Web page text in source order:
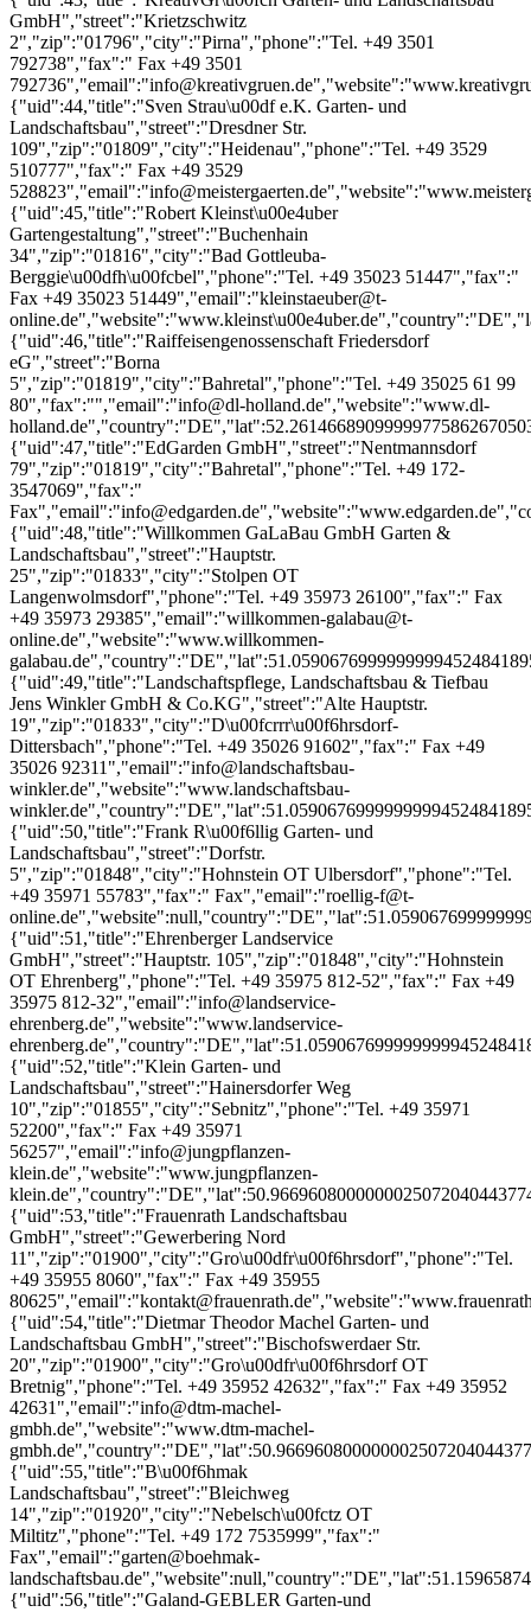
Fax +49 35955 80625","email":"kontakt@frauenrath.de","website":"www.frauenrath.de","country":"DE","lat":51.15965874999999840611053514294326305389404296875,"lon":14.0477495559999994156896718777716159820556640625},{"uid":54,"title":"Dietmar Theodor Machel Garten- und Landschaftsbau GmbH","street":"Bischofswerdaer Str. 20","zip":"01900","city":"Gro\u00dfr\u00f6hrsdorf OT Bretnig","phone":"Tel. +49 35952 42632","fax":" Fax +49 35952 42631","email":"info@dtm-machel-gmbh.de","website":"www.dtm-machel-gmbh.de","country":"DE","lat":50.96696080000000250720404437743127346038818359375,"lon":14.2671145870000000144273144542239606380462646484375},{"uid":55,"title":"B\u00f6hmak Landschaftsbau","street":"Bleichweg 14","zip":"01920","city":"Nebelsch\u00fctz OT Miltitz","phone":"Tel. +49 172 7535999","fax":" Fax","email":"garten@boehmak-landschaftsbau.de","website":null,"country":"DE","lat":51.15965874999999840611053514294326305389404296875,"lon":14.0477495559999994156896718777716159820556640625},{"uid":56,"title":"Galand-GEBLER Garten-und Landschaftsbau","street":"Elstraer Str. 4a","zip":"01920","city":"Haselbachtal \/ OT Gersdorf","phone":"Tel. +49 3578","fax":" Fax","email":"galand_gebler_nz@yahoo.de","website":"www.galand-gebler.de","country":"DE","lat":51.15965874999999840611053514294326305389404296875,"lon":14.0477495559999994156896718777716159820556640625},{"uid":57,"title":"Garten- und Landschaftsbau Gr\u00e4fenhain Uwe Zimmermann","street":"Keulenbergstr. 9","zip":"01936","city":"K\u00f6nigsbr\u00fcck OT Gr\u00e4fenhain","phone":"Tel. +49 3 5795468-78","fax":" Fax +49 3 5795468-85","email":"galabau.graefenhain@t-online.de","website":"www.galabau.graefenhain.de","country":"DE","lat":51.15965874999999840611053514294326305389404296875,"lon":14.0477495559999994156896718777716159820556640625},{"uid":58,"title":"Gartenwesen Schwarzheide GmbH Garten- und Landschaftsbau","street":"Handelsring 5","zip":"01987","city":"Schwarzheide","phone":"Tel. +49 35752 77297","fax":" Fax +49 35752 82552","email":"Gartenwesen-Schwarzheide@t-online.de","website":"www.gartenwesen-schwarzheide.de","country":"DE","lat":51.4697663500000004432877176441252231597900390625,"lon":13.8684354790000003987415766459889709949493408203125},{"uid":59,"title":"M\u00f6rbe & Co. GmbH Gr\u00fcnanlagenbau","street":"OT Neupurschwitz Nr. 19","zip":"02627","city":"Kubsch\u00fctz","phone":"Tel. +49 3591 230-71","fax":" Fax +49 3591 601641","email":"info@moerbe-gruenanlagen.de","website":"www.moerbe-gruenanlagen.de","country":"DE","lat":51.17704169999999663787093595601618289947509765625,"lon":14.63554069999999995843609212897717952728271484375},{"uid":60,"title":"Bohr Garten- und Landschaftsbau","street":"S\u00e4rka 11a","zip":"02627","city":"Wei\u00dfenberg","phone":"Tel. +49 35876 48510","fax":" Fax +49 35876 48520","email":"bohr@galabau-bohr.de","website":null,"country":"DE","lat":51.17704169999999663787093595601618289947509765625,"lon":14.63554069999999995843609212897717952728271484375},{"uid":61,"title":"Garten- und Landschaftsbau Wehle GmbH","street":"Schlungwitzer Str. 1b","zip":"02692","city":"Schwarznau\u00dflitz","phone":"Tel. +49 35938 50299","fax":" Fax +49 35938 50699","email":"andreas@wehle-landschaft.de","website":"www.wehle-landschaft.de","country":"DE","lat":51.14027667100000229538636631332337856292724609375,"lon":14.3888280460000004268295015208423137664794921875},{"uid":62,"title":"Zwahr Garten- und Landschaftsbau","street":"Ebend\u00f6rfeler Str. 15","zip":"02692","city":"Gro\u00dfpostwitz OT Binnewitz","phone":"Tel. +49 3591 210973","fax":" Fax +49 3591 210973","email":"zwahr-gala@gmx.de","website":null,"country":"DE","lat":51.14027667100000229538636631332337856292724609375,"lon":14.3888280460000004268295015208423137664794921875},{"uid":63,"title":"Schubert & Reimann Garten- und Landschaftsbau OHG","street":"Kantstr. 15","zip":"02727","city":"Ebersbach-Neugersdorf","phone":"Tel. +49 3586 7657561","fax":" Fax +49 3586 7657563","email":"info@gaertenzumwohlfuehlen.com","website":"www.gaertenzumwohlfuehlen.com","country":"DE","lat":50.97832812499999732835931354202330112457275390625,"lon":14.6147802930000008103661457425914704799652099609375},{"uid":64,"title":"Robert Kray Schwimmteich- und Gartenbau","street":"Warnsdorfer Str. 3","zip":"02782","city":"Seifhennersdorf","phone":"Tel. +49 3586 755388","fax":" Fax +49 3586 405822","email":"robert.kray@t-online.de","website":"www.galabau-kray.de","country":"DE","lat":50.9326123000000023921529646031558513641357421875,"lon":14.6188163000000006519485395983792841434478759765625},{"uid":65,"title":"Wessig Garten- und Landschaftsgestaltung","street":"Fritz-Heckert-Str. 50","zip":"02827","city":"G\u00f6rlitz","phone":"Tel. +49 3581 739140","fax":" Fax +49 3581 739141","email":"s.wessig@gartenwessig.de","website":null,"country":"DE","lat":51.1194246499999991328877513296902179718017578125,"lon":14.9736285609999999479668986168690025806427001953125},{"uid":66,"title":"Gartenbau Gustav Halke GbR","street":"Bautzener Str. 9","zip":"02906","city":"Niesky","phone":"Tel. +49 3588 2043-11","fax":" Fax +49 3588 2017-87","email":"info@halke.de","website":"www.halke.de","country":"DE","lat":51.29260430000000070549504016526043415069580078125,"lon":14.8197695249999998878820406389422714710235595703125},{"uid":67,"title":"Knobloch Garten- und Landschaftsbau","street":"Dorfweg 1","zip":"02923","city":"Horka","phone":"Tel. +49 35892 36346","fax":" Fax +49 35892 36347","email":"Knut-e.Knobloch@online.de","website":"www.knobloch-galabau.de","country":"DE","lat":51.2872507499999983338057063519954681396484375,"lon":14.8905587579999991731938280281610786914825439453125},{"uid":68,"title":"Veolia Umweltservice Ost GmbH & Co. KG Betrieb Hoyerswerda Bereich Landschaftsgestaltung","street":"Industriegel\u00e4nde Str. D Nr. 2a","zip":"02977","city":"Hoyerswerda","phone":"Tel. +49 3571 4230-46","fax":" Fax +49 3571 423012","email":"winfried.pogoda@veolia.com","website":"www.veolia-umweltservice.de","country":"DE","lat":51.4366076000000020940206013619899749755859375,"lon":14.13873378699999960872446536086499691009521484375},{"uid":69,"title":"Landschaftsb\u00fcro Buder","street":"Dorfstra\u00dfe 45","zip":"02977","city":"Hoyerswerda","phone":"Tel. +49 35722 315-92","fax":" Fax +49 35722 324-22","email":"Landschaftsbuero@LBB-Buder.de","website":"www.lbb-buder.de","country":"DE","lat":51.4366076000000020940206013619899749755859375,"lon":14.13873378699999960872446536086499691009521484375},{"uid":70,"title":"Garten- und Landschaftsbau\/ Pflaster-, Wege- und Zaunbau Torsten Schmoll","street":"Weststr. 18","zip":"02991","city":"Lauta","phone":"Tel. +49 35722 955455","fax":" Fax +49 35722 93555","email":"galabau-torstenschmoll@web.de","website":"http:\/\/www.schmollgartenlandschaftsbau.de","country":"DE","lat":51.46349314999999791098161949776113033294677734375,"lon":14.1000835630000000975314833340235054492950439453125},{"uid":71,"title":"Michael Max Garten-, Friedhofs- und Landschaftsgestaltung","street":"Merzdorfer Bahnhofstr. 18","zip":"03042","city":"Cottbus","phone":"Tel. +49 3 557123-59","fax":" Fax +49 3 557123-59","email":"garten-max@gmx.de","website":null,"country":"DE","lat":51.77375905000000244626789935864508152008056640625,"lon":14.38455329399999982342706061899662017822265625},{"uid":72,"title":"ALPINA AG Garten-, Landschafts- und Sportplatzbau Niederlassung Cottbus","street":"Am Gewerbepark 3","zip":"03051","city":"Cottbus","phone":"Tel. +49 355 430919-0","fax":" Fax +49 355 430919-19","email":"cottbus@alpina-ag.de","website":"www.alpina-ag.de","country":"DE","lat":51.706290649999999686770024709403514862060546875,"lon":14.3524178500000001434955265722237527370452880859375},{"uid":73,"title":"Dittmar Servicebetrieb & Landschaftsbau","street":"Ilmersdorfer Dorfstra\u00dfe 5","zip":"03116","city":"Drebkau OT Ilmersdorf","phone":"Tel. +49 35602 4098-92","fax":" Fax","email":"sldittmar@gmx.de","website":"www.sldittmar.de","country":"DE","lat":51.706290649999999686770024709403514862060546875,"lon":14.3524178500000001434955265722237527370452880859375},{"uid":74,"title":"Frischke Landschaftspflege GmbH","street":"Spremberger Str. 40","zip":"03130","city":"Spremberg\/Sellessen","phone":"Tel. +49 3563 608-10","fax":" Fax +49 3563 6081-20","email":"kontakt@frischke.eu","website":"www.frischke.de","country":"DE","lat":51.598228349999999409192241728305816650390625,"lon":14.4003256420000003146242306684143841266632080078125},{"uid":75,"title":"HEINER GmbH Gartengestatung & Landschaftsbau","street":"Hauptst. 143","zip":"03185","city":"Tauer","phone":"Tel. +49 35601 80200","fax":" Fax +49 35601 802090","email":"info@heiner-galabau.de","website":"www.heiner-galabau.de","country":"DE","lat":51.598228349999999409192241728305816650390625,"lon":14.4003256420000003146242306684143841266632080078125},{"uid":76,"title":"GaLa Bau Molle GmbH","street":"Kraftwerkstr. 26","zip":"03222","city":"L\u00fcbbenau \/ Spreewald","phone":"Tel. +49 4935 428887-27","fax":" Fax +49 4935 428887-28","email":"info@galabau-molle.de","website":"www.galabau-molle.de","country":"DE","lat":51.846228400000001101943780668079853057861328125,"lon":13.961181224000000611340510658919811248779296875},{"uid":77,"title":"GaLaBau & Erden Tuschke GmbH","street":"Lobendorfer Weg 24","zip":"03226","city":"Vetschau","phone":"Tel. +49 35433 5820","fax":" Fax +49 35433 13294","email":"info@galabau-tuschke.de","website":"www.galabau-tuschke.de","country":"DE","lat":51.78009349599999922020288067869842052459716796875,"lon":14.0909192799999996026372173218987882137298583984375},{"uid":78,"title":"Landschaftsgestaltung und Dienstleistung GmbH Finsterwalde","street":"Grenzstra\u00dfe 33","zip":"03238","city":"Finsterwalde","phone":"Tel. +49 4935 31-73050","fax":" Fax +49 4935 31-730517","email":"TUOR1234@t-online.de","website":null,"country":"DE","lat":51.6343480999999968616975820623338222503662109375,"lon":13.7251538429999992985131029854528605937957763671875},{"uid":79,"title":"Galle GmbH Kompostierung & Landschaft